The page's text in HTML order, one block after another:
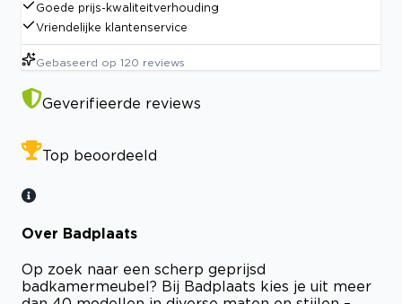
Goede prijs-kwaliteitverhouding
Vriendelijke klantenservice
Gebaseerd op 120 reviews
Geverifieerde reviews
Top beoordeeld
Over Badplaats
Op zoek naar een scherp geprijsd
badkamermeubel? Bij Badplaats kies je uit meer